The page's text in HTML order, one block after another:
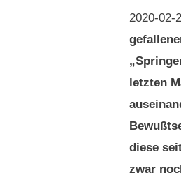
2020-02-
letzten
diese
zwar